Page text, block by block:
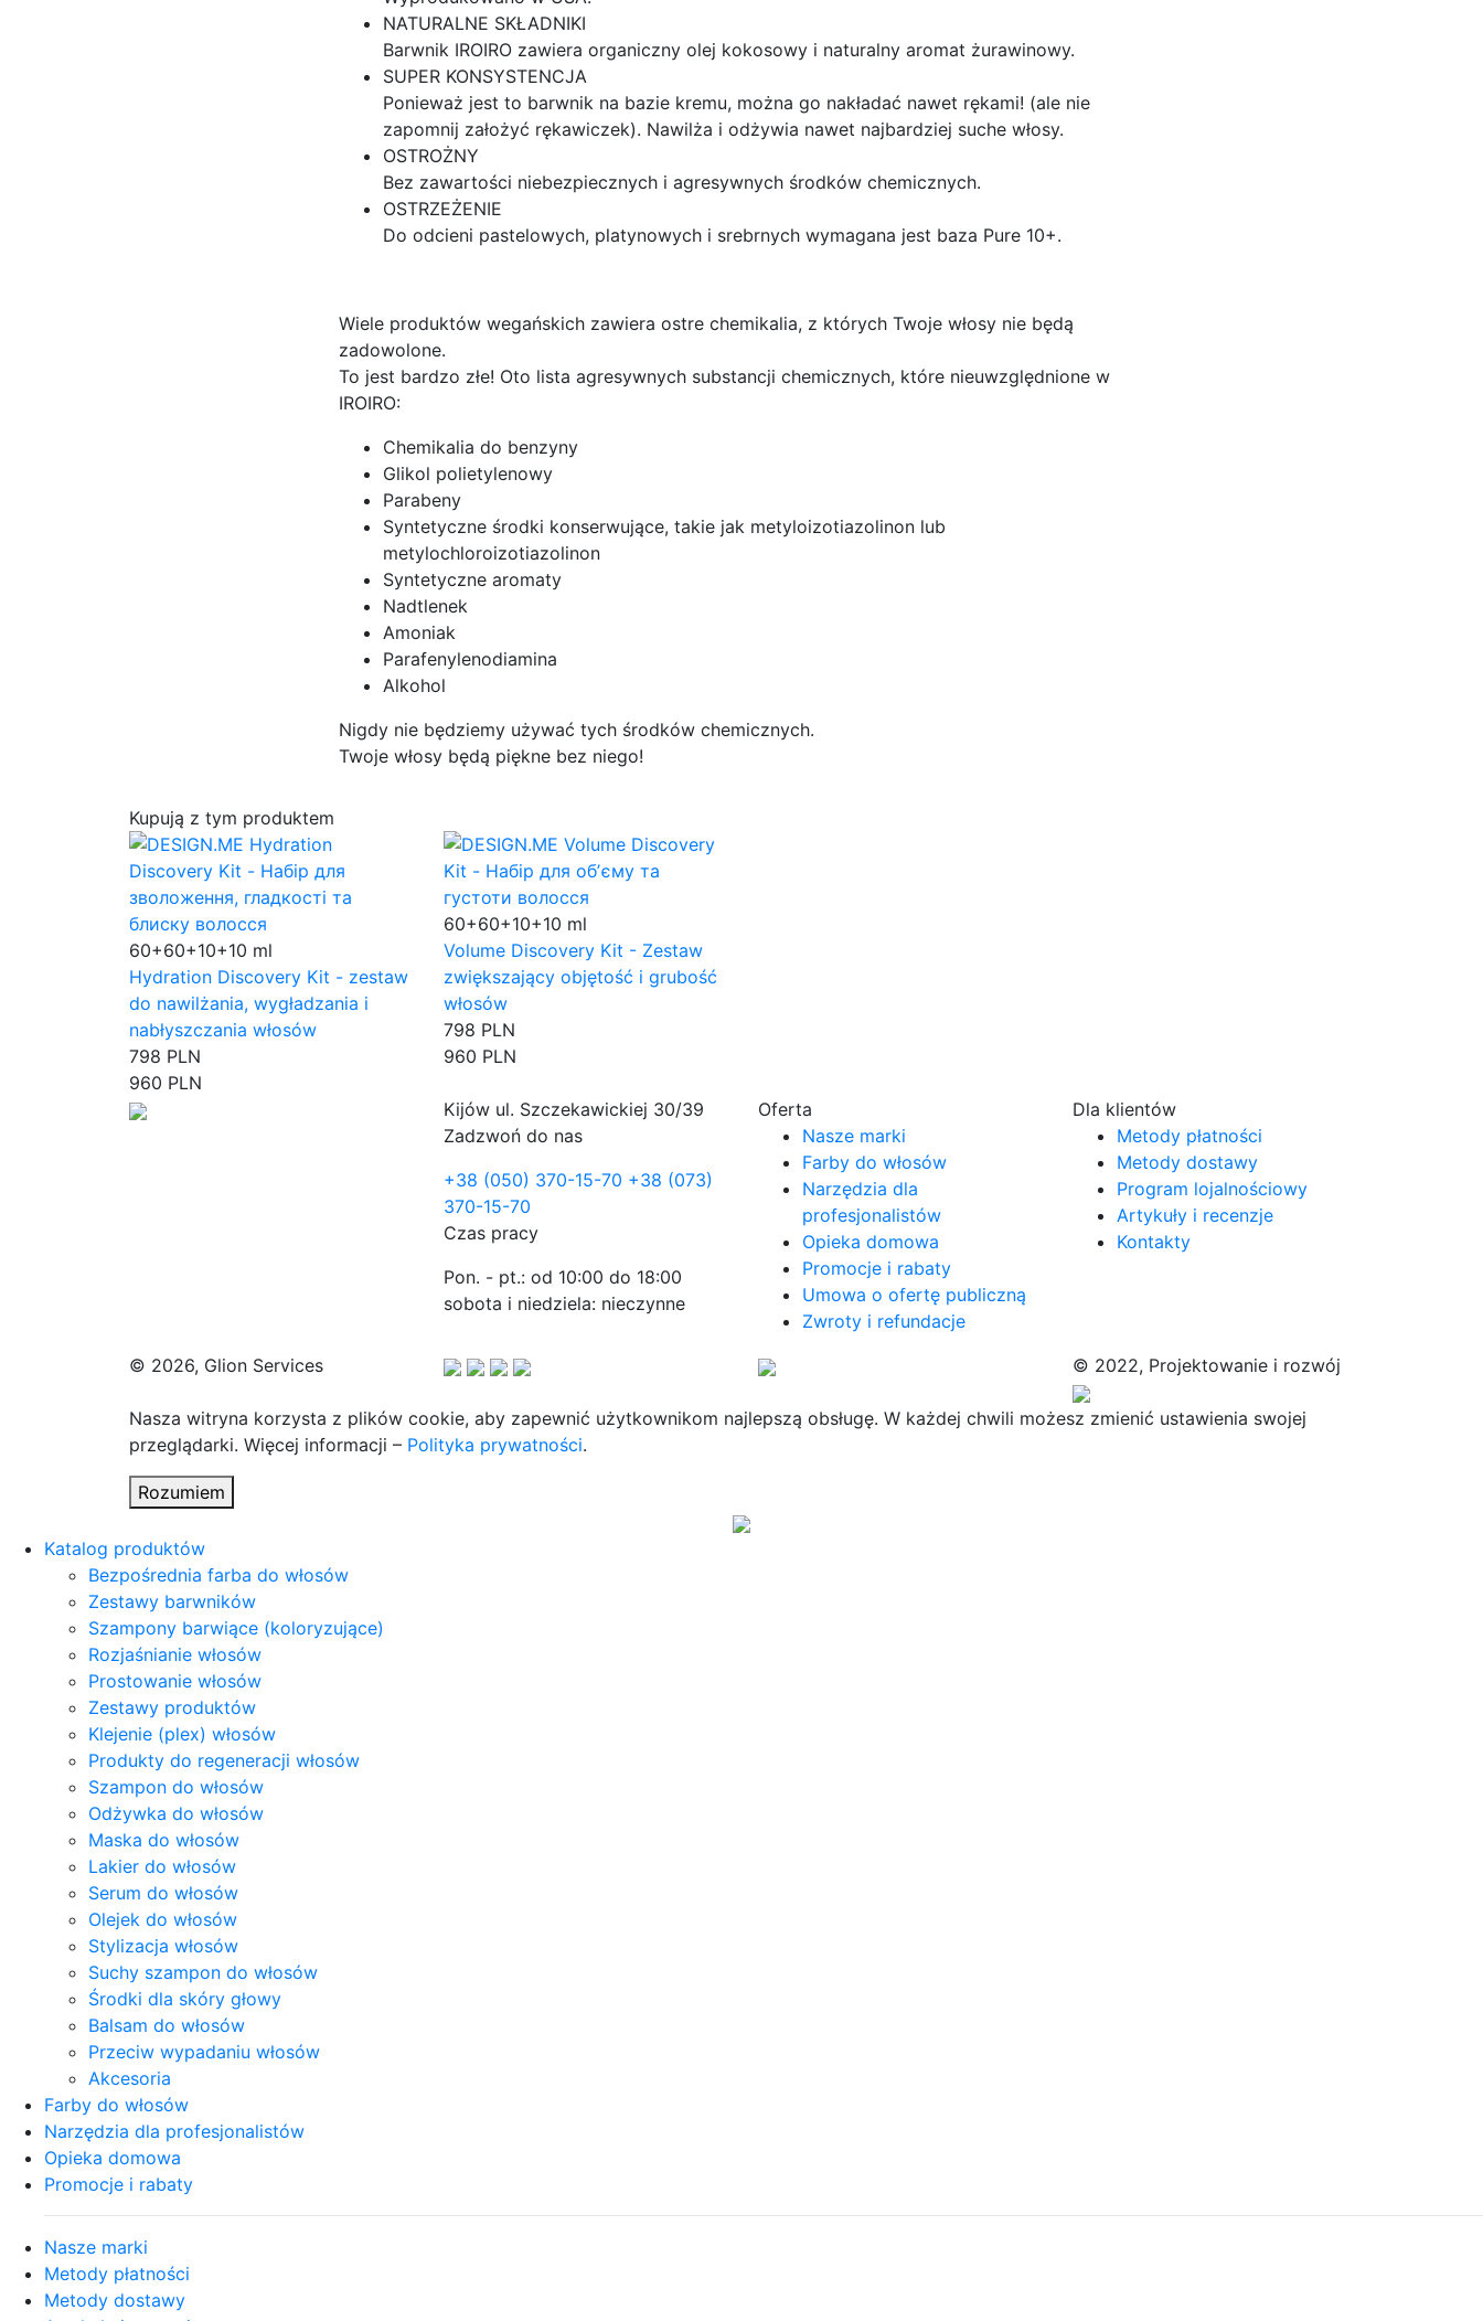
NATURALNE SKŁADNIKI
Barwnik IROIRO zawiera organiczny olej kokosowy i naturalny aromat żurawinowy.
SUPER KONSYSTENCJA
Ponieważ jest to barwnik na bazie kremu, można go nakładać nawet rękami! (ale nie
zapomnij założyć rękawiczek). Nawilża i odżywia nawet najbardziej suche włosy.
OSTROŻNY
Bez zawartości niebezpiecznych i agresywnych środków chemicznych.
OSTRZEŻENIE
Do odcieni pastelowych, platynowych i srebrnych wymagana jest baza Pure 10+.
Wiele produktów wegańskich zawiera ostre chemikalia, z których Twoje włosy nie będą
zadowolone.
To jest bardzo złe! Oto lista agresywnych substancji chemicznych, które nieuwzględnione w
IROIRO:
Chemikalia do benzyny
Glikol polietylenowy
Parabeny
Syntetyczne środki konserwujące, takie jak metyloizotiazolinon lub
metylochloroizotiazolinon
Syntetyczne aromaty
Nadtlenek
Amoniak
Parafenylenodiamina
Alkohol
Nigdy nie będziemy używać tych środków chemicznych.
Twoje włosy będą piękne bez niego!
Kupują z tym produktem
60+60+10+10 ml
Hydration Discovery Kit - zestaw
do nawilżania, wygładzania i
nabłyszczania włosów
798 PLN
960 PLN
60+60+10+10 ml
Volume Discovery Kit - Zestaw
zwiększający objętość i grubość
włosów
798 PLN
960 PLN
Kijów ul. Szczekawickiej 30/39
Zadzwoń do nas
+38 (050) 370-15-70 +38 (073)
370-15-70
Czas pracy
Pon. - pt.: od 10:00 do 18:00
sobota i niedziela: nieczynne
Oferta
Nasze marki
Farby do włosów
Narzędzia dla
profesjonalistów
Opieka domowa
Promocje i rabaty
Umowa o ofertę publiczną
Zwroty i refundacje
Dla klientów
Metody płatności
Metody dostawy
Program lojalnościowy
Artykuły i recenzje
Kontakty
© 2026, Glion Services © 2022, Projektowanie i rozwój
Nasza witryna korzysta z plików cookie, aby zapewnić użytkownikom najlepszą obsługę. W każdej chwili możesz zmienić ustawienia swojej
przeglądarki. Więcej informacji – Polityka prywatności.
Rozumiem
Katalog produktów
Bezpośrednia farba do włosów
Zestawy barwników
Szampony barwiące (koloryzujące)
Rozjaśnianie włosów
Prostowanie włosów
Zestawy produktów
Klejenie (plex) włosów
Produkty do regeneracji włosów
Szampon do włosów
Odżywka do włosów
Maska do włosów
Lakier do włosów
Serum do włosów
Olejek do włosów
Stylizacja włosów
Suchy szampon do włosów
Środki dla skóry głowy
Balsam do włosów
Przeciw wypadaniu włosów
Akcesoria
Farby do włosów
Narzędzia dla profesjonalistów
Opieka domowa
Promocje i rabaty
Nasze marki
Metody płatności
Metody dostawy